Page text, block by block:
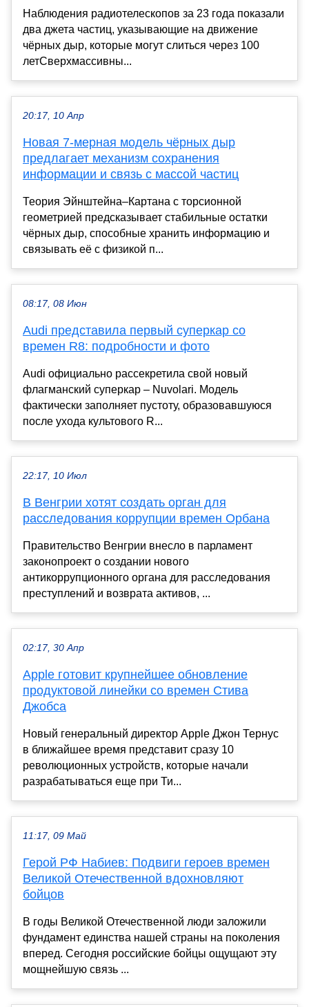
Наблюдения радиотелескопов за 23 года показали
два джета частиц, указывающие на движение
чёрных дыр, которые могут слиться через 100
летСверхмассивны...
20:17, 10 Апр
Новая 7-мерная модель чёрных дыр
предлагает механизм сохранения
информации и связь с массой частиц
Теория Эйнштейна–Картана с торсионной
геометрией предсказывает стабильные остатки
чёрных дыр, способные хранить информацию и
связывать её с физикой п...
08:17, 08 Июн
Audi представила первый суперкар со
времен R8: подробности и фото
Audi официально рассекретила свой новый
флагманский суперкар – Nuvolari. Модель
фактически заполняет пустоту, образовавшуюся
после ухода культового R...
22:17, 10 Июл
В Венгрии хотят создать орган для
расследования коррупции времен Орбана
Правительство Венгрии внесло в парламент
законопроект о создании нового
антикоррупционного органа для расследования
преступлений и возврата активов, ...
02:17, 30 Апр
Apple готовит крупнейшее обновление
продуктовой линейки со времен Стива
Джобса
Новый генеральный директор Apple Джон Тернус
в ближайшее время представит сразу 10
революционных устройств, которые начали
разрабатываться еще при Ти...
11:17, 09 Май
Герой РФ Набиев: Подвиги героев времен
Великой Отечественной вдохновляют
бойцов
В годы Великой Отечественной люди заложили
фундамент единства нашей страны на поколения
вперед. Сегодня российские бойцы ощущают эту
мощнейшую связь ...